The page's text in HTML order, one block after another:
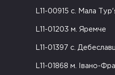
L11-00915 с. Мала
L11-01203 м. Яремче
L11-01397 с.
L11-01868 м. Івано-